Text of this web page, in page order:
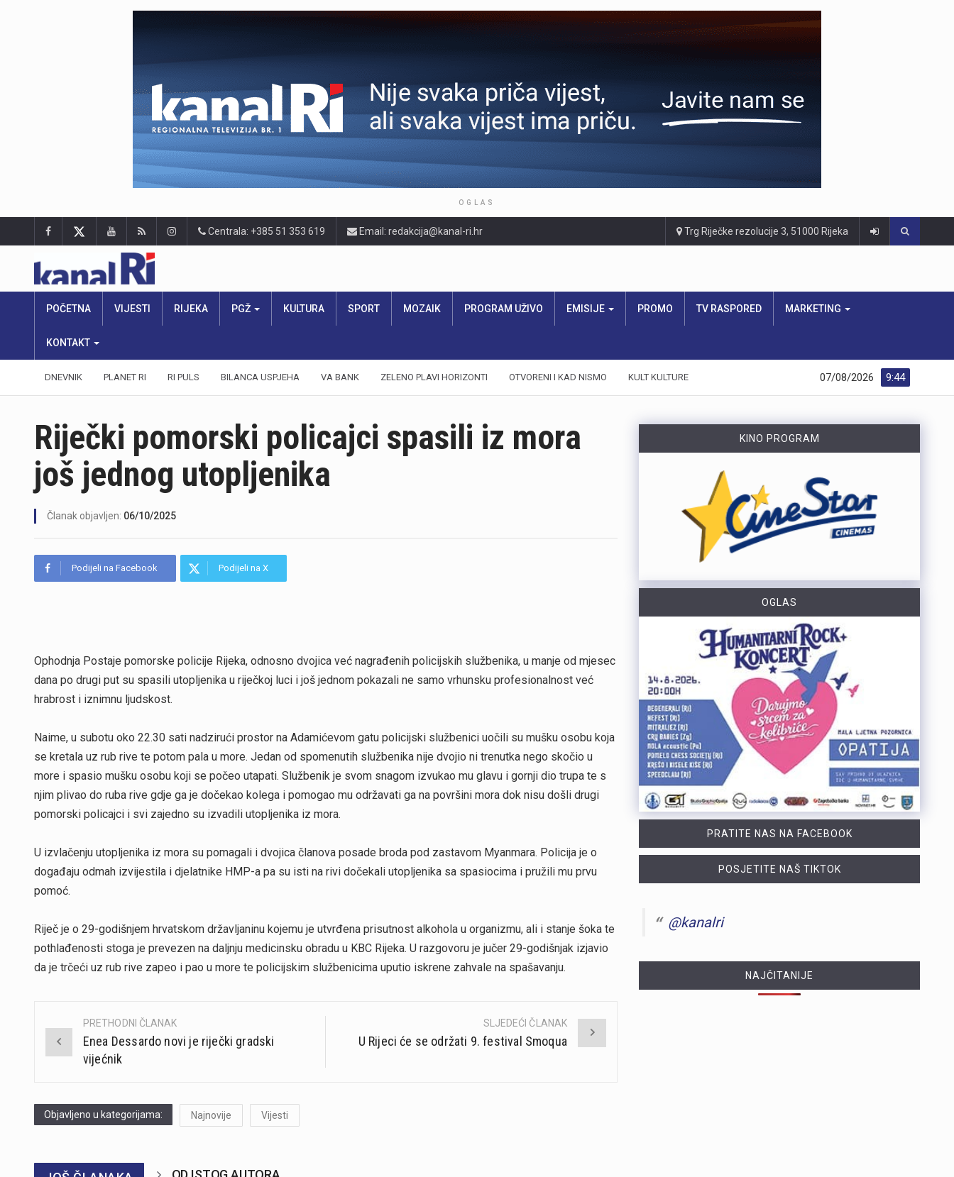
OGLAS
Centrala: +385 51 353 619 Email: redakcija@kanal-ri.hr Trg Riječke rezolucije 3, 51000 Rijeka
POČETNA VIJESTI RIJEKA PGŽ KULTURA SPORT MOZAIK PROGRAM UŽIVO EMISIJE PROMO TV RASPORED MARKETING
KONTAKT
DNEVNIK PLANET RI RI PULS BILANCA USPJEHA VA BANK ZELENO PLAVI HORIZONTI OTVORENI I KAD NISMO KULT KULTURE 9:44
07/08/2026
Riječki pomorski policajci spasili iz mora
još jednog utopljenika
Članak objavljen: 06/10/2025
Podijeli na Facebook Podijeli na X
Ophodnja Postaje pomorske policije Rijeka, odnosno dvojica već nagrađenih policijskih službenika, u manje od mjesec
dana po drugi put su spasili utopljenika u riječkoj luci i još jednom pokazali ne samo vrhunsku profesionalnost već
hrabrost i iznimnu ljudskost.
Naime, u subotu oko 22.30 sati nadzirući prostor na Adamićevom gatu policijski službenici uočili su mušku osobu koja
se kretala uz rub rive te potom pala u more. Jedan od spomenutih službenika nije dvojio ni trenutka nego skočio u
more i spasio mušku osobu koji se počeo utapati. Službenik je svom snagom izvukao mu glavu i gornji dio trupa te s
njim plivao do ruba rive gdje ga je dočekao kolega i pomogao mu održavati ga na površini mora dok nisu došli drugi
pomorski policajci i svi zajedno su izvadili utopljenika iz mora.
U izvlačenju utopljenika iz mora su pomagali i dvojica članova posade broda pod zastavom Myanmara. Policija je o
događaju odmah izvijestila i djelatnike HMP-a pa su isti na rivi dočekali utopljenika sa spasiocima i pružili mu prvu
pomoć.
Riječ je o 29-godišnjem hrvatskom državljaninu kojemu je utvrđena prisutnost alkohola u organizmu, ali i stanje šoka te
pothlađenosti stoga je prevezen na daljnju medicinsku obradu u KBC Rijeka. U razgovoru je jučer 29-godišnjak izjavio
da je trčeći uz rub rive zapeo i pao u more te policijskim službenicima uputio iskrene zahvale na spašavanju.
Post
navigation
PRETHODNI ČLANAK
Enea Dessardo novi je riječki gradski
vijećnik
SLJEDEĆI ČLANAK
U Rijeci će se održati 9. festival Smoqua
Objavljeno u kategorijama: Najnovije Vijesti
KINO PROGRAM
OGLAS
PRATITE NAS NA FACEBOOK
POSJETITE NAŠ TIKTOK
@kanalri
NAJČITANIJE